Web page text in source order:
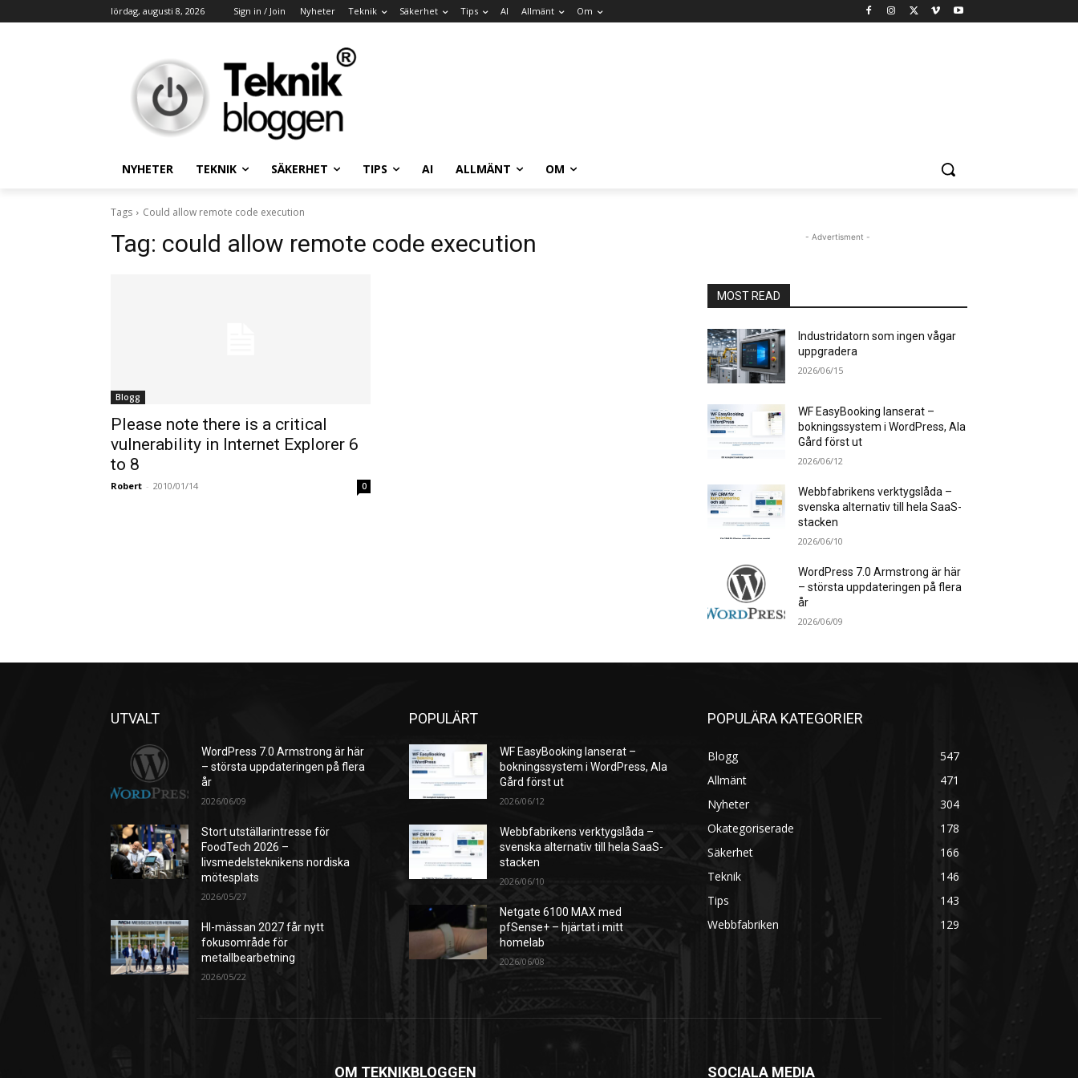
lördag, augusti 8, 2026 Sign in / Join Nyheter Teknik Säkerhet Tips AI Allmänt Om
NYHETER TEKNIK SÄKERHET TIPS AI ALLMÄNT OM
Tags Could allow remote code execution
Tag: could allow remote code execution
Blogg
Please note there is a critical
vulnerability in Internet Explorer 6
to 8
Robert - 2010/01/14 0
- Advertisment -
MOST READ
Industridatorn som ingen vågar
uppgradera
2026/06/15
WF EasyBooking lanserat –
bokningssystem i WordPress, Ala
Gård först ut
2026/06/12
Webbfabrikens verktygslåda –
svenska alternativ till hela SaaS-
stacken
2026/06/10
WordPress 7.0 Armstrong är här
– största uppdateringen på flera
år
2026/06/09
UTVALT
WordPress 7.0 Armstrong är här
– största uppdateringen på flera
år
2026/06/09
Stort utställarintresse för
FoodTech 2026 –
livsmedelsteknikens nordiska
mötesplats
2026/05/27
HI-mässan 2027 får nytt
fokusområde för
metallbearbetning
2026/05/22
POPULÄRT
WF EasyBooking lanserat –
bokningssystem i WordPress, Ala
Gård först ut
2026/06/12
Webbfabrikens verktygslåda –
svenska alternativ till hela SaaS-
stacken
2026/06/10
Netgate 6100 MAX med
pfSense+ – hjärtat i mitt
homelab
2026/06/08
POPULÄRA KATEGORIER
Blogg
547
Allmänt
471
Nyheter
304
Okategoriserade
178
Säkerhet
166
Teknik
146
Tips
143
Webbfabriken
129
OM TEKNIKBLOGGEN SOCIALA MEDIA